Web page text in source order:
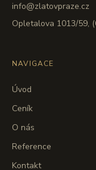
info@zlatovpraze.cz
Opletalova 1013/59,
NAVIGACE
Úvod
Ceník
O nás
Reference
Kontakt